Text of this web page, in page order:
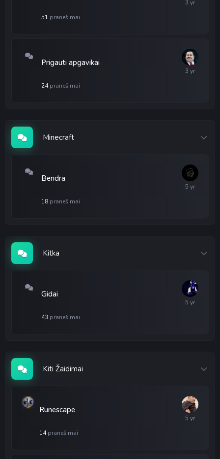
51 pranešimai
Prigauti apgavikai
24 pranešimai
Minecraft
Bendra
18 pranešimai
Kitka
Gidai
43 pranešimai
Kiti Žaidimai
Runescape
14 pranešimai